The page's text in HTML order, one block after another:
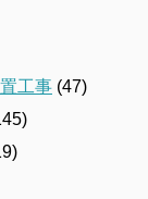
工事 (47)